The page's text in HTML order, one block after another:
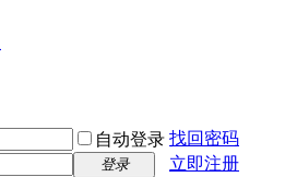
自动登录 找回密码
登录
立即注册